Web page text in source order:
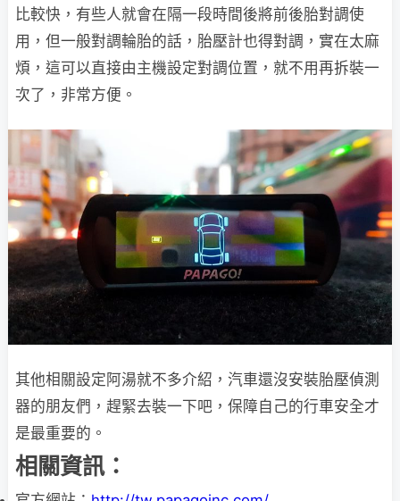
比較快，有些人就會在隔一段時間後將前後胎對調使
用，但一般對調輪胎的話，胎壓計也得對調，實在太麻
煩，這可以直接由主機設定對調位置，就不用再拆裝一
次了，非常方便。
其他相關設定阿湯就不多介紹，汽車還沒安裝胎壓偵測
器的朋友們，趕緊去裝一下吧，保障自己的行車安全才
是最重要的。
相關資訊：